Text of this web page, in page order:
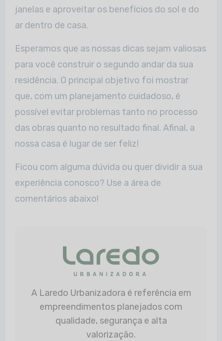
janelas e aproveitar os benefícios do sol e do
ar dentro de casa.
Esperamos que as nossas dicas sejam valiosas
para você construir o segundo andar da sua
residência. O principal objetivo foi mostrar
que, com um planejamento cuidadoso, é
possível evitar problemas tanto no processo
das obras quanto no resultado final. Afinal, a
nossa casa é lugar de ser feliz!
Ficou com alguma dúvida ou quer dividir a sua
experiência conosco? Use a área de
comentários abaixo!
A Laredo Urbanizadora é referência em
empreendimentos planejados com
qualidade, segurança e alta
valorização.